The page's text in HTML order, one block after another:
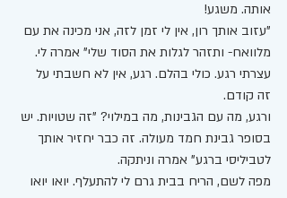
אותה. משגע!
"עזוב אותך רון, אין לי זמן לזה, אני מכינה את עם
מלוואח- ותזהר לגלות את הסוד שלי" אמרה לי.
עצרתי רגע. כולי בהלם. רגע, אין לא חשבתי על
זה קודם.
ורגע, מה עם הגבינות, מה במילוי? "זה שטויות. יש
בסופר גבינת חמד מעולה. זה כבר יחזיר אותך
לטביליסי ברגע" אמרה וניתקה.
מפה לשם, הריח בבית גרם לי להתעלף. יואו יואו